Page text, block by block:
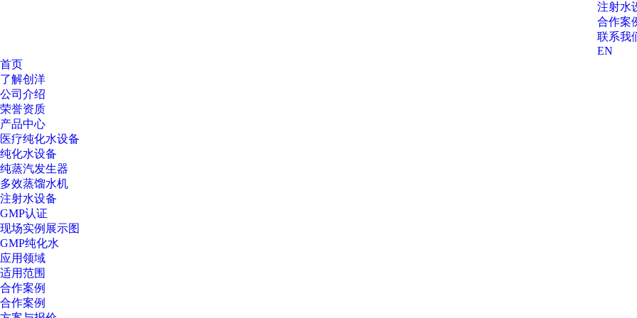
注射水
合作案
联系我
EN
首页
了解创洋
公司介绍
荣誉资质
产品中心
医疗纯化水设备
纯化水设备
纯蒸汽发生器
多效蒸馏水机
注射水设备
GMP认证
现场实例展示图
GMP纯化水
应用领域
适用范围
合作案例
合作案例